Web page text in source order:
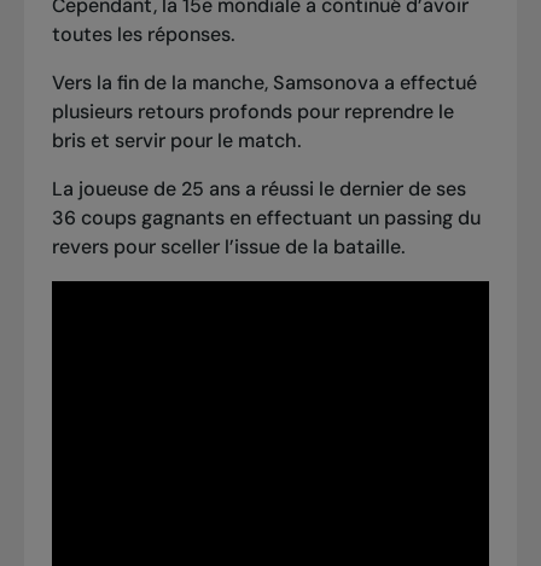
Cependant, la 15e mondiale a continué d’avoir
toutes les réponses.
Vers la fin de la manche, Samsonova a effectué
plusieurs retours profonds pour reprendre le
bris et servir pour le match.
La joueuse de 25 ans a réussi le dernier de ses
36 coups gagnants en effectuant un passing du
revers pour sceller l’issue de la bataille.